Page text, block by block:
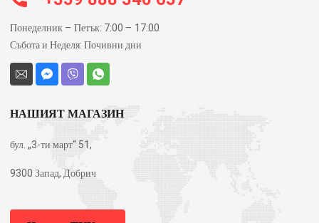
Понеделник – Петък: 7:00 – 17:00
Събота и Неделя: Почивни дни
НАШИЯТ МАГАЗИН
бул. „3-ти март“ 51,
9300 Запад, Добрич